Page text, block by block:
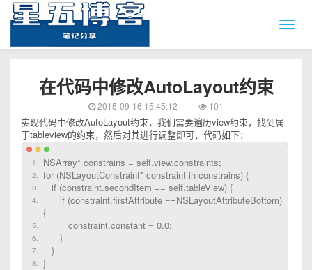
在代码中修改AutoLayout约束
2015-09-16 15:45:12 101
实现代码中修改AutoLayout约束，我们需要遍历view约束，找到属
于tableview的约束，然后对其进行调整即可，代码如下：
NSArray* constrains = self.view.constraints;
for (NSLayoutConstraint* constraint in constrains) {
if (constraint.secondItem == self.tableView) {
if (constraint.firstAttribute ==NSLayoutAttributeBottom)
{
constraint.constant = 0.0;
}
}
}